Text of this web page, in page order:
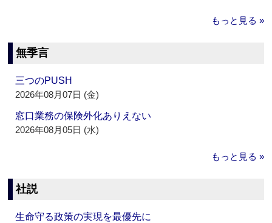
もっと見る »
無季言
三つのPUSH
2026年08月07日 (金)
窓口業務の保険外化ありえない
2026年08月05日 (水)
もっと見る »
社説
生命守る政策の実現を最優先に